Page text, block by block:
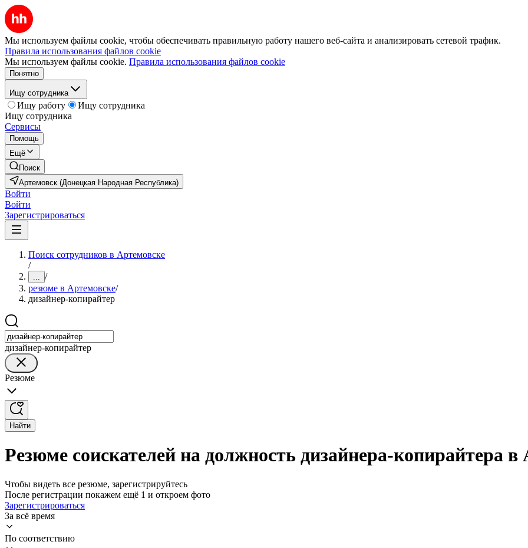
Мы используем файлы cookie, чтобы обеспечивать правильную работу нашего веб-сайта и анализировать сетевой трафик.
Правила использования файлов cookie
Мы используем файлы cookie. Правила использования файлов cookie
Понятно
Ищу сотрудника
Ищу работу
Ищу сотрудника
Ищу сотрудника
Сервисы
Помощь
Ещё
Поиск
Артемовск (Донецкая Народная Республика)
Войти
Войти
Зарегистрироваться
Поиск сотрудников в Артемовске
/
... /
резюме в Артемовске/
дизайнер-копирайтер
дизайнер-копирайтер
Резюме
Найти
Резюме соискателей на должность дизайнера-копирайтера в
Чтобы видеть все резюме, зарегистрируйтесь
После регистрации покажем ещё 1 и откроем фото
Зарегистрироваться
За всё время
По соответствию